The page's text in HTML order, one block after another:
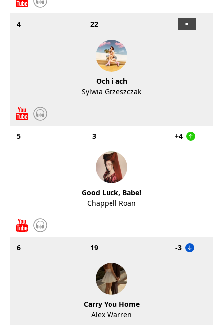
4 22
Och i ach
Sylwia Grzeszczak
5 3 +4
Good Luck, Babe!
Chappell Roan
6 19 -3
Carry You Home
Alex Warren